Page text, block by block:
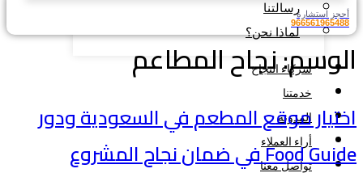
رسالتنا
لماذا نحن؟
شركاء النجاح
خدمتنا
المدونة
أراء العملاء
تواصل معنا
أحجز استشارة
966561965488
الوسم:نجاح المطاعم
اختيار موقع المطعم في السعودية ودور
Food Guide في ضمان نجاح المشروع